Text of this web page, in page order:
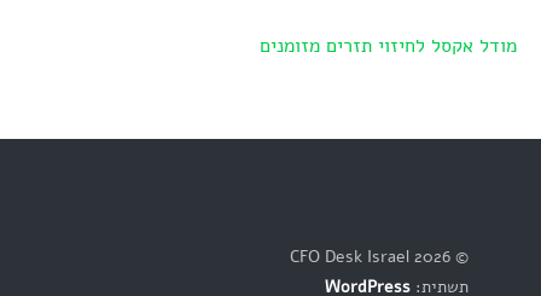
מודל אקסל לחיזוי תזרים מזומנים
© 2026 CFO Desk Israel
תשתית: WordPress